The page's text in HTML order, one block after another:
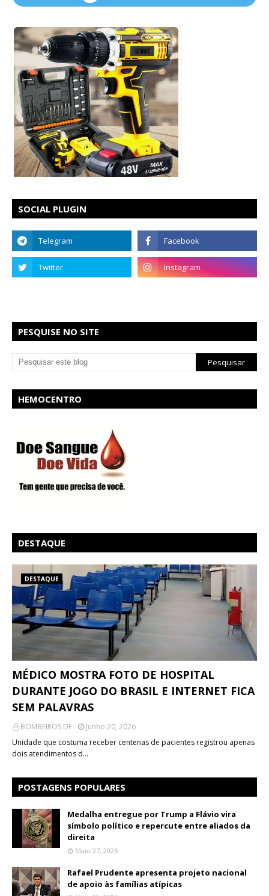
SOCIAL PLUGIN
PESQUISE NO SITE
HEMOCENTRO
DESTAQUE
DESTAQUE
MÉDICO MOSTRA FOTO DE HOSPITAL
DURANTE JOGO DO BRASIL E INTERNET FICA
SEM PALAVRAS
BOMBEIROS DF
Junho 20, 2026
Unidade que costuma receber centenas de pacientes registrou apenas
dois atendimentos d…
POSTAGENS POPULARES
Medalha entregue por Trump a Flávio vira
símbolo político e repercute entre aliados da
direita
Maio 27, 2026
Rafael Prudente apresenta projeto nacional
de apoio às famílias atípicas